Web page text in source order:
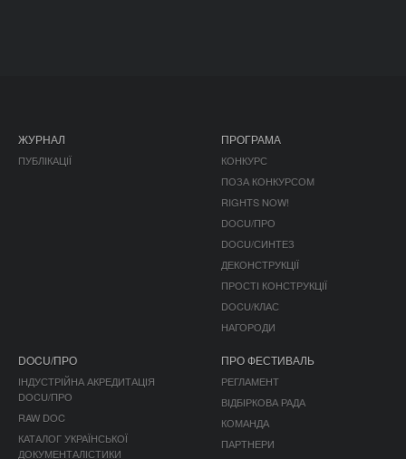
ЖУРНАЛ
ПУБЛІКАЦІЇ
ПРОГРАМА
КОНКУРС
ПОЗА КОНКУРСОМ
RIGHTS NOW!
DOCU/ПРО
DOCU/СИНТЕЗ
ДЕКОНСТРУКЦІЇ
ПРОСТІ КОНСТРУКЦІЇ
DOCU/КЛАС
НАГОРОДИ
DOCU/ПРО
ІНДУСТРІЙНА АКРЕДИТАЦІЯ
DOCU/ПРО
RAW DOC
КАТАЛОГ УКРАЇНСЬКОЇ
ДОКУМЕНТАЛІСТИКИ
ПРО ФЕСТИВАЛЬ
РЕГЛАМЕНТ
ВІДБІРКОВА РАДА
КОМАНДА
ПАРТНЕРИ